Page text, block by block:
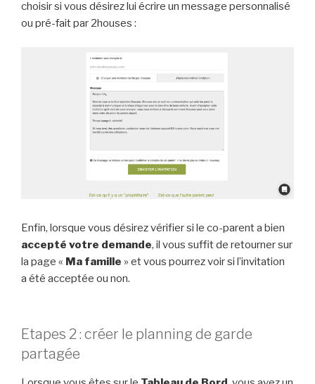
choisir si vous désirez lui écrire un message personnalisé
ou pré-fait par 2houses :
Enfin, lorsque vous désirez vérifier si le co-parent a bien
accepté votre demande, il vous suffit de retourner sur
la page « Ma famille » et vous pourrez voir si l’invitation
a été acceptée ou non.
Etapes 2 : créer le planning de garde
partagée